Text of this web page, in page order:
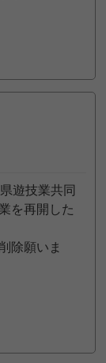
遊技業共同
を再開した
除願いま